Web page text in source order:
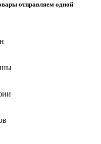
отправляем одной